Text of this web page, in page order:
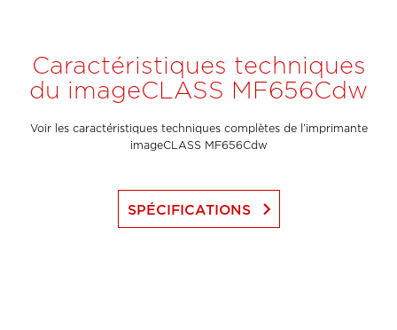
Caractéristiques techniques
du imageCLASS MF656Cdw
Voir les caractéristiques techniques complètes de l’imprimante
imageCLASS MF656Cdw
SPÉCIFICATIONS keyboard_arrow_right